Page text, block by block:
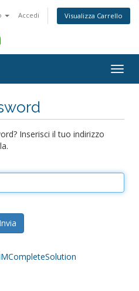
Accedi Visualizza Carrello
Inserisci il tuo indirizzo
Invia